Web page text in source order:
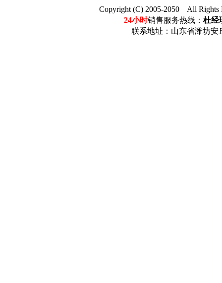
Copyright (C) 2005-2050 All
24小时销售服务热线： 杜经
联系地址：山东省潍坊